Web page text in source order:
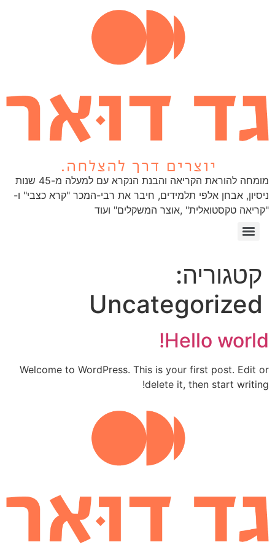
מומחה להוראת הקריאה והבנת הנקרא עם למעלה מ-45 שנות
ניסיון, אבחן אלפי תלמידים, חיבר את רבי-המכר "קרא כצבי" ו-
"קריאה טקסטואלית" ,אוצר המשקלים" ועוד
קטגוריה:
Uncategorized
Hello world!
Welcome to WordPress. This is your first post. Edit or
delete it, then start writing!